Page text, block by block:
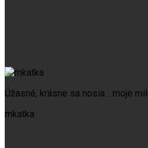
Úžasné, krásne sa nosia... moje
mkatka